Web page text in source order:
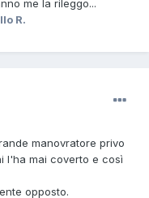
me la rileggo...
R.
manovratore privo
l'ha mai coverto e così
opposto.